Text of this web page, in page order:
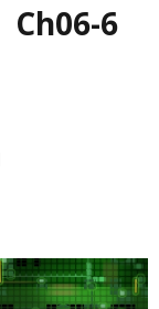
Ch06-6